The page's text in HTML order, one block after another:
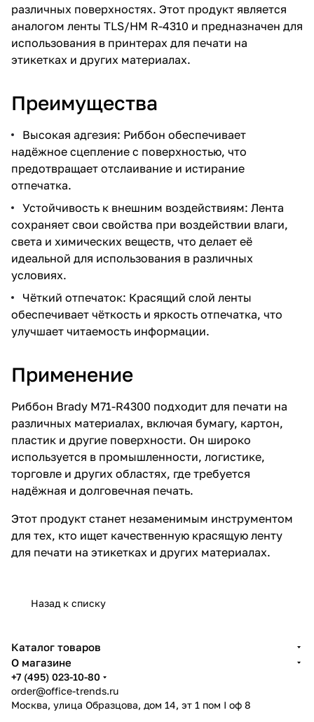
различных поверхностях. Этот продукт является
аналогом ленты TLS/HM R-4310 и предназначен для
использования в принтерах для печати на
этикетках и других материалах.
Преимущества
Высокая адгезия: Риббон обеспечивает
надёжное сцепление с поверхностью, что
предотвращает отслаивание и истирание
отпечатка.
Устойчивость к внешним воздействиям: Лента
сохраняет свои свойства при воздействии влаги,
света и химических веществ, что делает её
идеальной для использования в различных
условиях.
Чёткий отпечаток: Красящий слой ленты
обеспечивает чёткость и яркость отпечатка, что
улучшает читаемость информации.
Применение
Риббон Brady M71-R4300 подходит для печати на
различных материалах, включая бумагу, картон,
пластик и другие поверхности. Он широко
используется в промышленности, логистике,
торговле и других областях, где требуется
надёжная и долговечная печать.
Этот продукт станет незаменимым инструментом
для тех, кто ищет качественную красящую ленту
для печати на этикетках и других материалах.
Назад к списку
Каталог товаров
О магазине
+7 (495) 023-10-80
order@office-trends.ru
Москва, улица Образцова, дом 14, эт 1 пом I оф 8